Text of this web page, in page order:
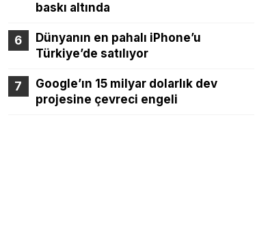
baskı altında
Dünyanın en pahalı iPhone’u
Türkiye’de satılıyor
Google’ın 15 milyar dolarlık dev
projesine çevreci engeli